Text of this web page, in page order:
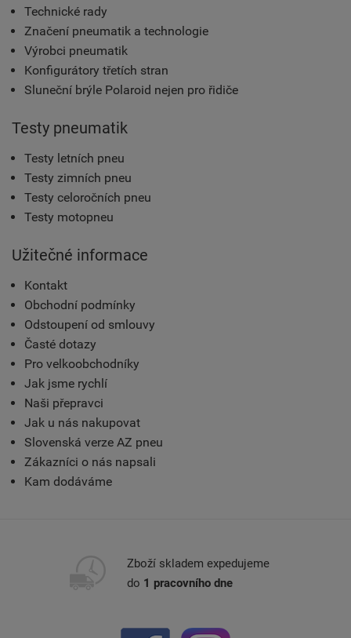
Technické rady
Značení pneumatik a technologie
Výrobci pneumatik
Konfigurátory třetích stran
Sluneční brýle Polaroid nejen pro řidiče
Testy pneumatik
Testy letních pneu
Testy zimních pneu
Testy celoročních pneu
Testy motopneu
Užitečné informace
Kontakt
Obchodní podmínky
Odstoupení od smlouvy
Časté dotazy
Pro velkoobchodníky
Jak jsme rychlí
Naši přepravci
Jak u nás nakupovat
Slovenská verze AZ pneu
Zákazníci o nás napsali
Kam dodáváme
Zboží skladem expedujeme
do 1 pracovního dne